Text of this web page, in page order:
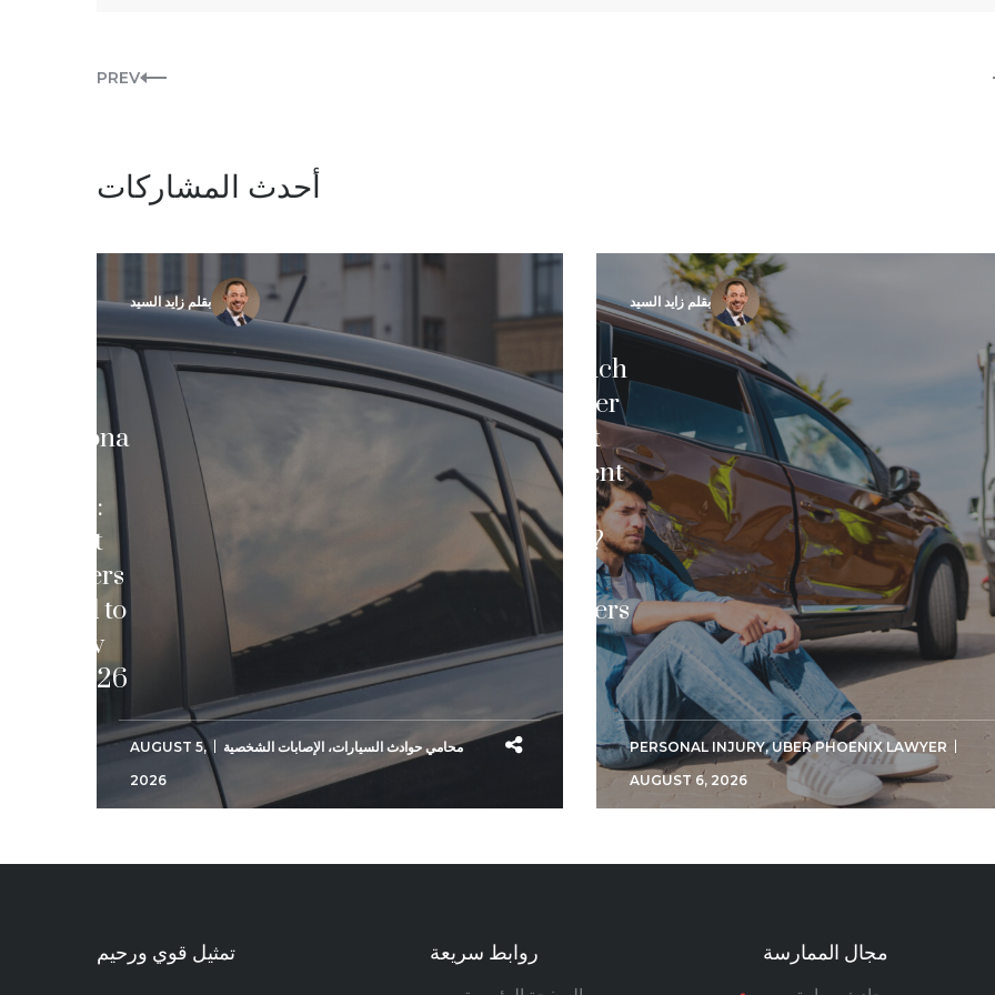
PREV
أحدث المشاركات
بقلم زايد السيد
How Much
Is an Uber
Accident
Settlement
in
Arizona?
What
Passengers
Need to
PERSONAL INJURY,UBER PHOENIX LAWYER
AUGUST 6, 2026
بقلم زايد السيد
Arizona
Laws:
What
Drivers
Need to
Know
in 2026
محامي حوادث السيارات، الإصابات الشخصية
AUGUST 5,
2026
تمثيل قوي ورحيم روابط سريعة مجال الممارسة